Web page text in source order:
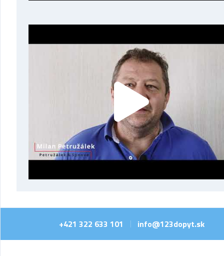
+421 322 633 101 info@123dopyt.sk